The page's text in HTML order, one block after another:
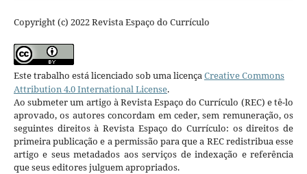
Copyright (c) 2022 Revista Espaço do Currículo
Este trabalho está licenciado sob uma licençaCreative Commons
Attribution 4.0 International License.
Ao submeter um artigo à Revista Espaço do Currículo (REC) e tê-lo
aprovado, os autores concordam em ceder, sem remuneração, os
seguintes direitos à Revista Espaço do Currículo: os direitos de
primeira publicação e a permissão para que a REC redistribua esse
artigo e seus metadados aos serviços de indexação e referência
que seus editores julguem apropriados.